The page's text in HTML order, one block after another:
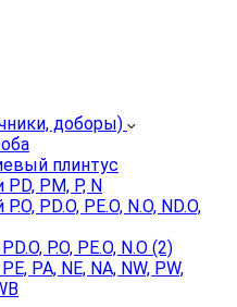
доборы)
плинтус
PM, P, N
PD.O, PE.O, N.O, ND.O,
P.O, PE.O, N.O (2)
PA, NE, NA, NW, PW,